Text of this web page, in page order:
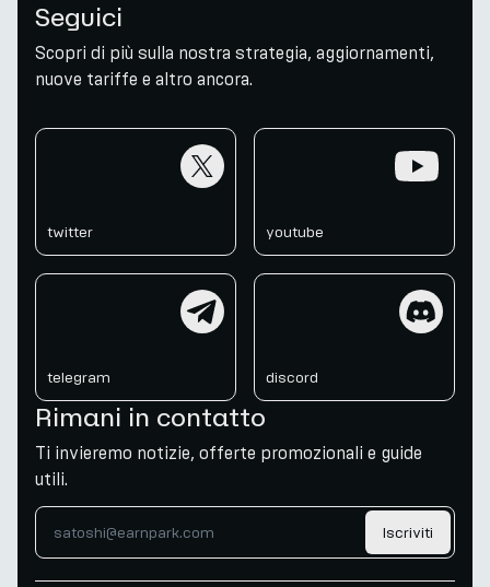
Seguici
Scopri di più sulla nostra strategia, aggiornamenti,
nuove tariffe e altro ancora.
twitter youtube
telegram discord
Rimani in contatto
Ti invieremo notizie, offerte promozionali e guide
utili.
Iscriviti